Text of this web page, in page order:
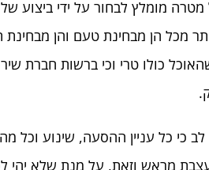
מומלץ לבחור על ידי ביצוע
מכל הן מבחינת טעם והן
כולו טרי וכי ברשות חברת
כי כל עניין ההסעה, שינוע וכל
מראש וזאת, על מנת שלא יהי